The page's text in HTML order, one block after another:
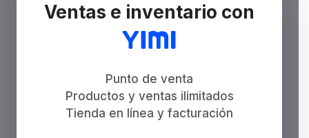
Ventas e inventario con
Punto de venta
Productos y ventas ilimitados
Tienda en línea y facturación